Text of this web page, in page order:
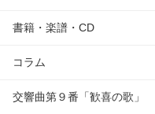
書籍・楽譜・CD
コラム
交響曲第９番「歓喜の歌」